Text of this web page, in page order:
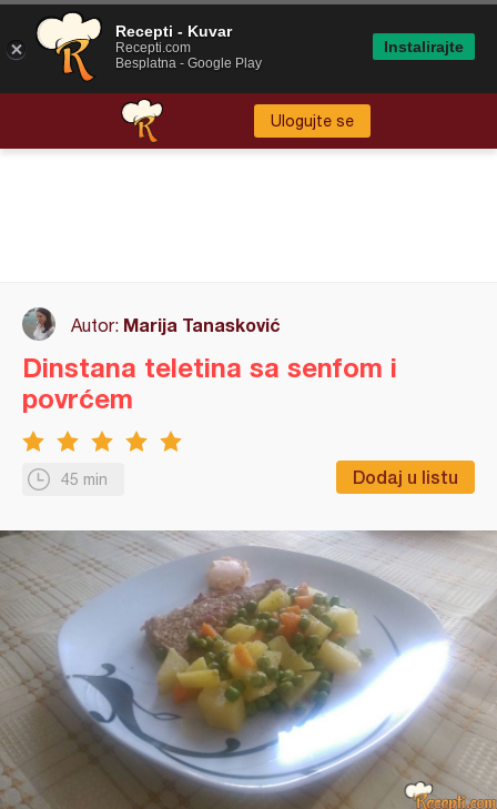
Ulogujte se
Autor: Marija Tanasković
45 min Dodaj u listu
Dinstana teletina sa senfom i
povrćem
Recepti - Kuvar
Recepti.com
Besplatna - Google Play
Instalirajte